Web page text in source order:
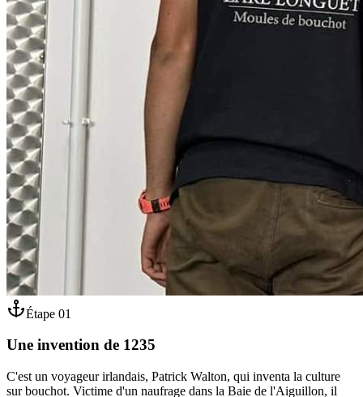
Étape 01
Une invention de 1235
C'est un voyageur irlandais, Patrick Walton, qui inventa la culture
sur bouchot. Victime d'un naufrage dans la Baie de l'Aiguillon, il